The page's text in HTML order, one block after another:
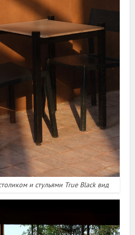
и стульями True Black вид